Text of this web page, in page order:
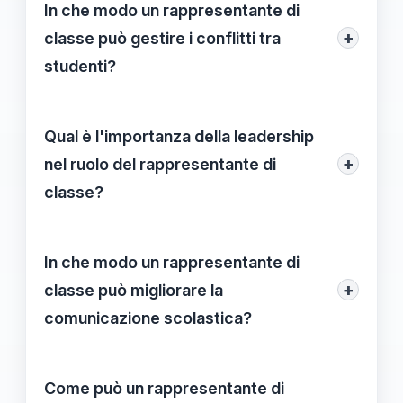
attivo, mediazione efficace e una buona
empatia per comprendere e rappresentare
In che modo un rappresentante di
classe può gestire i conflitti tra
studenti?
+
ascoltando entrambe le parti, facilitando
una discussione aperta e trovando
soluzioni che siano accettabili per tutti,
Qual è l'importanza della leadership
nel ruolo del rappresentante di
classe?
+
rappresentante di classe perché guida le
interazioni tra studenti e insegnanti,
stimola il coinvolgimento e contribuisce a
In che modo un rappresentante di
classe può migliorare la
comunicazione scolastica?
+
instaurando canali chiari per il dialogo,
Come può un rappresentante di